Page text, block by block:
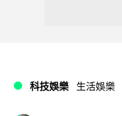
科技娛樂 生活娛樂